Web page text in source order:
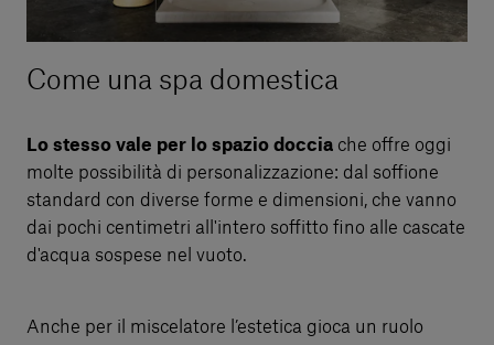
Come una spa domestica
Lo stesso vale per lo spazio doccia che offre oggi
molte possibilità di personalizzazione: dal soffione
standard con diverse forme e dimensioni, che vanno
dai pochi centimetri all'intero soffitto fino alle cascate
d'acqua sospese nel vuoto.
Anche per il miscelatore l’estetica gioca un ruolo